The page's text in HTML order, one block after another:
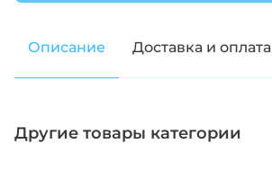
Описание Доставка и оплата
Другие товары категории